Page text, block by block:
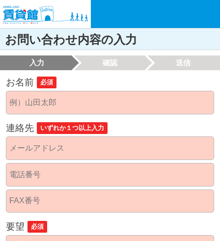
お問い合わせ内容の入力
入力 確認 送信
お名前 必須
連絡先 いずれか１つ以上入力
要望 必須